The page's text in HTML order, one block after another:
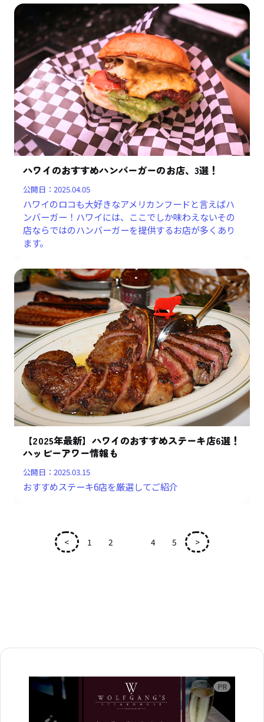
ハワイのおすすめハンバーガーのお店、3選！
公開日：2025.04.05
ハワイのロコも大好きなアメリカンフードと言えばハ
ンバーガー！ハワイには、ここでしか味わえないその
店ならではのハンバーガーを提供するお店が多くあり
ます。
【2025年最新】ハワイのおすすめステーキ店6選！
ハッピーアワー情報も
公開日：2025.03.15
おすすめステーキ6店を厳選してご紹介
< 1 2 4 5 >
広告